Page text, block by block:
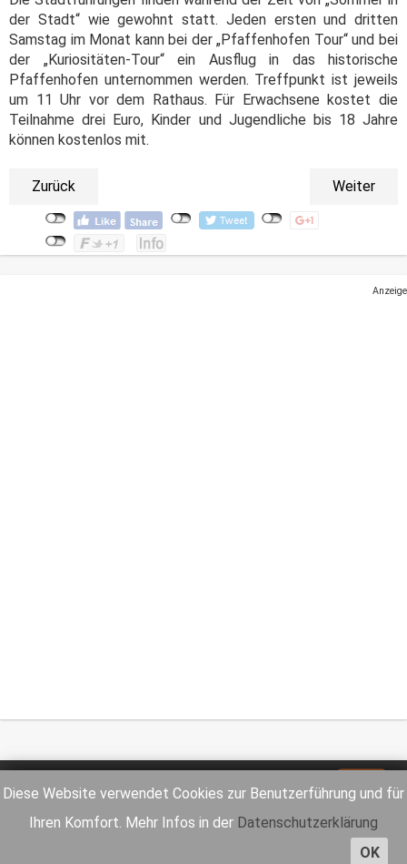
Diese Website verwendet Cookies zur Benutzerführung und für
Ihren Komfort. Mehr Infos in der Datenschutzerklärung
OK
der Stadt“ wie gewohnt statt. Jeden ersten und dritten
Samstag im Monat kann bei der „Pfaffenhofen Tour“ und bei
der „Kuriositäten-Tour“ ein Ausflug in das historische
Pfaffenhofen unternommen werden. Treffpunkt ist jeweils
um 11 Uhr vor dem Rathaus. Für Erwachsene kostet die
Teilnahme drei Euro, Kinder und Jugendliche bis 18 Jahre
können kostenlos mit.
Zurück Weiter
Anzeige